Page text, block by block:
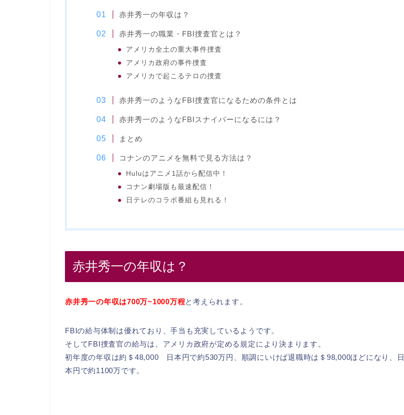
赤井秀一の年収は？
赤井秀一の職業・FBI捜査官とは？
アメリカ全土の重大事件捜査
アメリカ政府の事件捜査
アメリカで起こるテロの捜査
赤井秀一のようなFBI捜査官になるための条件とは
赤井秀一のようなFBIスナイパーになるには？
まとめ
コナンのアニメを無料で見る方法は？
Huluはアニメ1話から配信中！
コナン劇場版も最速配信！
日テレのコラボ番組も見れる！
赤井秀一の年収は？
赤井秀一の年収は700万~1000万程と考えられます。
FBIの給与体制は優れており、手当も充実しているようです。
そしてFBI捜査官の給与は、アメリカ政府が定める規定により決まります。
初年度の年収は約＄48,000 日本円で約530万円、順調にいけば退職時は＄98,000ほどになり、日
本円で約1100万です。